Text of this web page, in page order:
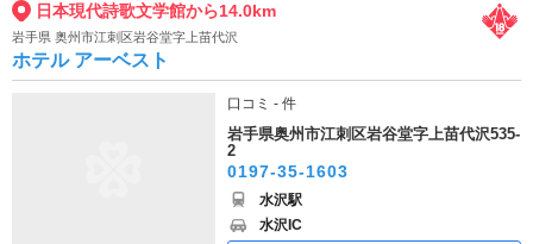
日本現代詩歌文学館から14.0km
岩手県 奥州市江刺区岩谷堂字上苗代沢
ホテル アーベスト
口コミ - 件
岩手県奥州市江刺区岩谷堂字上苗代沢535-
2
0197-35-1603
水沢駅
水沢IC